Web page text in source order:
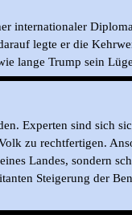
internationaler
legte er die
lange Trump sein
Experten sind sich
zu rechtfertigen.
Landes, sondern
Steigerung der